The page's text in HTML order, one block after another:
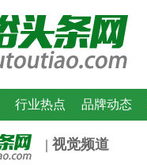
行业热点 品牌动态
| 视觉频道